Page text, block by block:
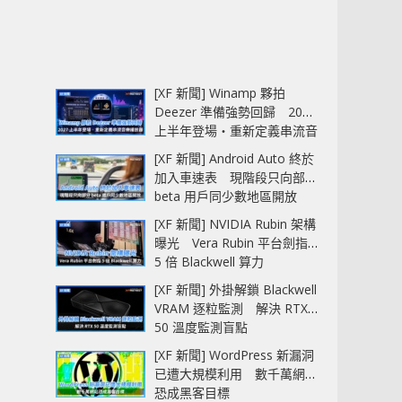
[XF 新聞] Winamp 夥拍
Deezer 準備強勢回歸 2027
上半年登場‧重新定義串流音
樂播放器
[XF 新聞] Android Auto 終於
加入車速表 現階段只向部分
beta 用戶同少數地區開放
[XF 新聞] NVIDIA Rubin 架構
曝光 Vera Rubin 平台劍指
5 倍 Blackwell 算力
[XF 新聞] 外掛解鎖 Blackwell
VRAM 逐粒監測 解決 RTX
50 溫度監測盲點
[XF 新聞] WordPress 新漏洞
已遭大規模利用 數千萬網站
恐成黑客目標